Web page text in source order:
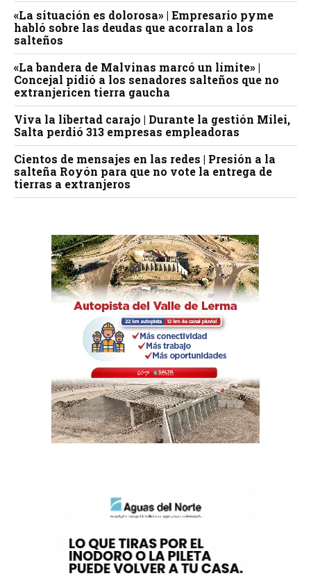
«La situación es dolorosa» | Empresario pyme
habló sobre las deudas que acorralan a los
salteños
«La bandera de Malvinas marcó un límite» |
Concejal pidió a los senadores salteños que no
extranjericen tierra gaucha
Viva la libertad carajo | Durante la gestión Milei,
Salta perdió 313 empresas empleadoras
Cientos de mensajes en las redes | Presión a la
salteña Royón para que no vote la entrega de
tierras a extranjeros